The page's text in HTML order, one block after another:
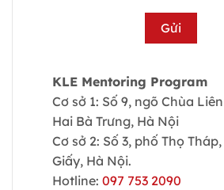
KLE Mentoring Program
Cơ sở 1: Số 9, ngõ Chùa
Hai Bà Trưng, Hà Nội
Cơ sở 2: Số 3, phố Thọ
Giấy, Hà Nội.
Hotline: 097 753 2090